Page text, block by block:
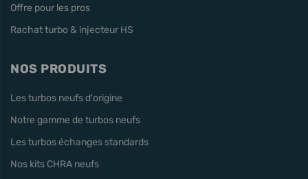
Offre pour les pros
Rachat turbo & injecteur HS
NOS PRODUITS
Les turbos neufs d'origine
Notre gamme de turbos neufs
Les turbos échanges standards
Nos kits CHRA neufs